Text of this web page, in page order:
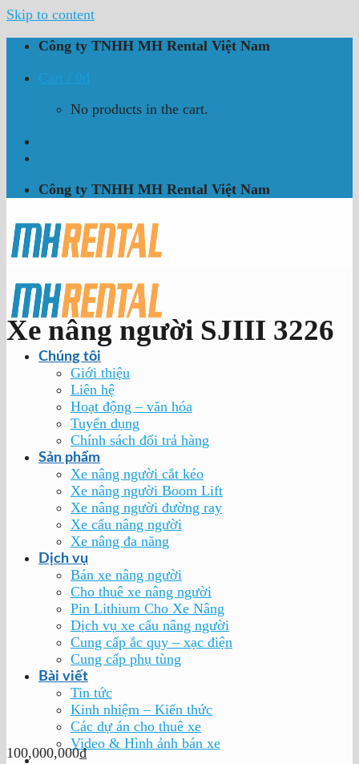
Skip to content
Công ty TNHH MH Rental Việt Nam
Cart / 0₫
No products in the cart.
Công ty TNHH MH Rental Việt Nam
Chúng tôi
Giới thiệu
Liên hệ
Hoạt động – văn hóa
Tuyển dụng
Chính sách đổi trả hàng
Sản phẩm
Xe nâng người cắt kéo
Xe nâng người Boom Lift
Xe nâng người đường ray
Xe cẩu nâng người
Xe nâng đa năng
Dịch vụ
Bán xe nâng người
Cho thuê xe nâng người
Pin Lithium Cho Xe Nâng
Dịch vụ xe cẩu nâng người
Cung cấp ắc quy – xạc điện
Cung cấp phụ tùng
Bài viết
Tin tức
Kinh nhiệm – Kiến thức
Các dự án cho thuê xe
Video & Hình ảnh bán xe
Xe nâng người SJIII 3226
100,000,000₫